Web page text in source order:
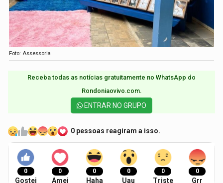
Foto: Assessoria
Receba todas as notícias gratuitamente no WhatsApp do
Rondoniaovivo.com.​
ENTRAR NO GRUPO
0 pessoas reagiram a isso.
0
Gostei
0
Amei
0
Haha
0
Uau
0
Triste
0
Grr